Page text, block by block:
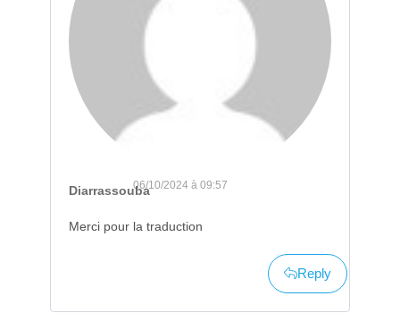
Diarrassouba06/10/2024 à 09:57
Merci pour la traduction
Reply